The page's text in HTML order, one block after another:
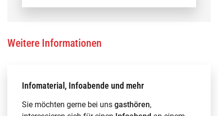
Weitere Informationen
Infomaterial, Infoabende und mehr
Sie möchten gerne bei uns gasthören,